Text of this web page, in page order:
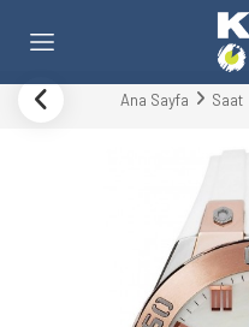
Ana Sayfa Saat